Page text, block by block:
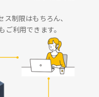
制限はもちろん、
ご利用できます。